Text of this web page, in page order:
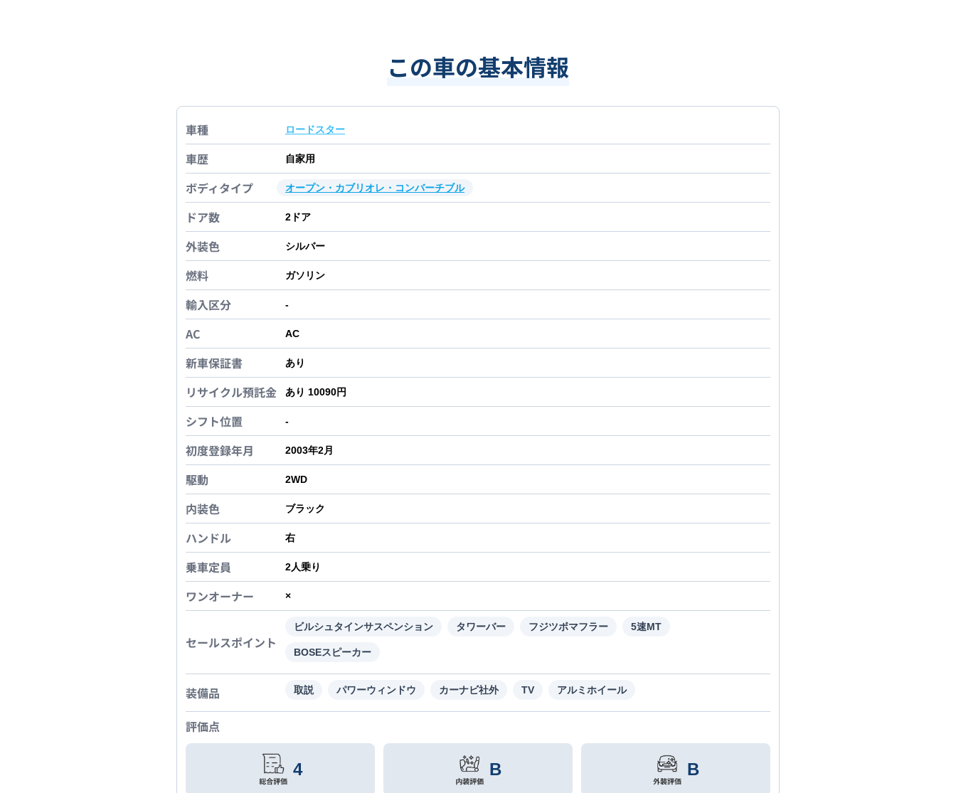
この車の基本情報
車種 ロードスター
車歴 自家用
ボディタイプ オープン・カブリオレ・コンバーチブル
ドア数 2 ドア
外装色 シルバー
燃料 ガソリン
輸入区分 -
AC AC
新車保証書 あり
リサイクル預託金 あり 10090円
シフト位置 -
初度登録年月 2003年2月
駆動 2WD
内装色 ブラック
ハンドル 右
乗車定員 2人乗り
ワンオーナー ×
セールスポイント
ビルシュタインサスペンション タワーバー フジツボマフラー 5速MT
BOSEスピーカー
装備品 取説 パワーウィンドウ カーナビ社外 TV アルミホイール
評価点
4 B B